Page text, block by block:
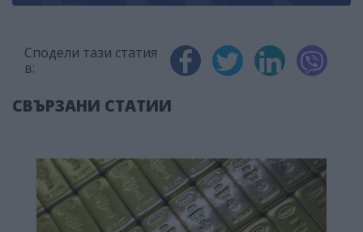
Сподели тази статия
в:
СВЪРЗАНИ СТАТИИ